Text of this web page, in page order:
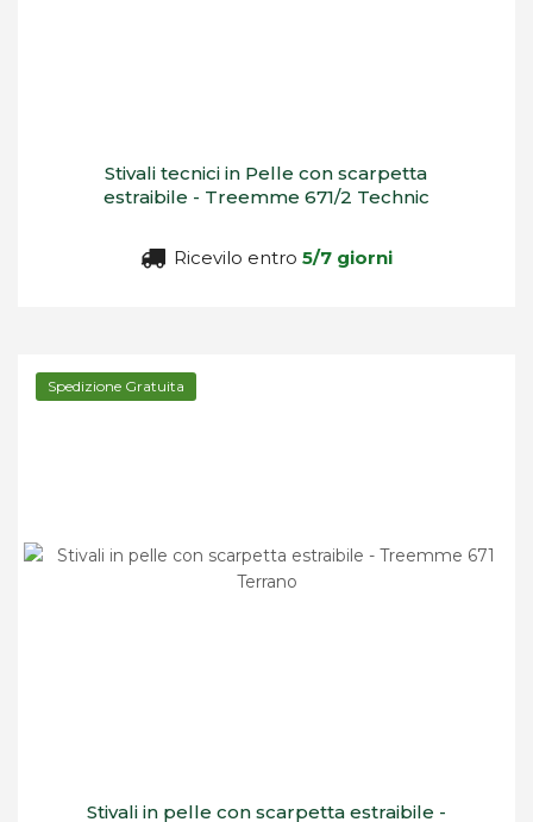
Stivali tecnici in Pelle con scarpetta
estraibile - Treemme 671/2 Technic
Ricevilo entro 5/7 giorni
Spedizione Gratuita
Stivali in pelle con scarpetta estraibile -